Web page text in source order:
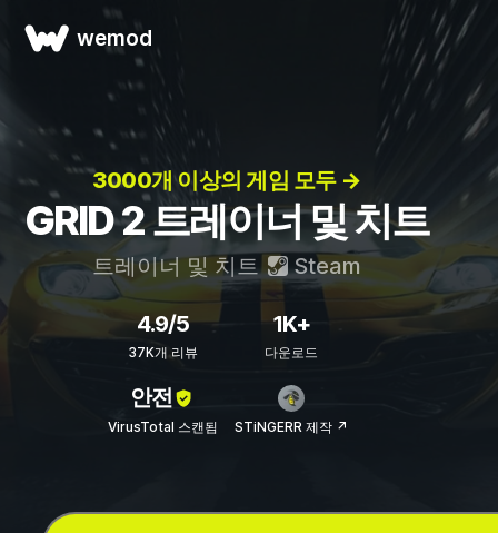
wemod
3000개 이상의 게임 모두 →
GRID 2 트레이너 및 치트
트레이너 및 치트 Steam
4.9/5
37K개 리뷰
1K+
다운로드
안전
VirusTotal 스캔됨 STiNGERR 제작 ↗